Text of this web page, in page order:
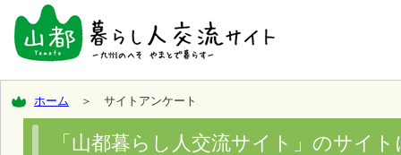
ホーム ＞ サイトアンケート
「山都暮らし人交流サイト」のサイ